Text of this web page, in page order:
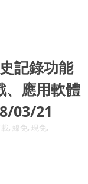
記錄功能
、應用軟體
03/21
, 線免, 現免,